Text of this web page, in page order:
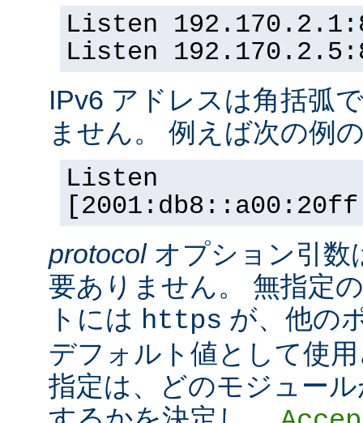
Listen
Listen
IPv6 アドレスは角括弧
ません。 例えば次の例
Listen
protocolオプション引数
要ありません。 無指定
トには https が、他の
デフォルト値として使
指定は、どのモジュー